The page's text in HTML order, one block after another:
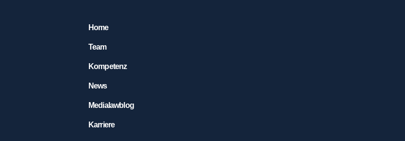
Home
Team
Kompetenz
News
Medialawblog
Karriere